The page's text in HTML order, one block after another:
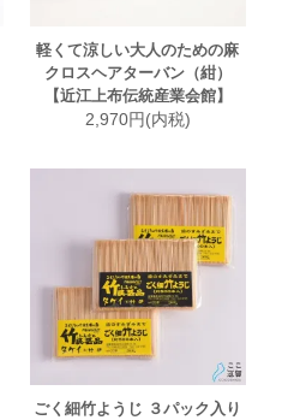
軽くて涼しい大人のための麻
クロスヘアターバン（紺）
【近江上布伝統産業会館】
2,970円(内税)
ごく細竹ようじ ３パック入り